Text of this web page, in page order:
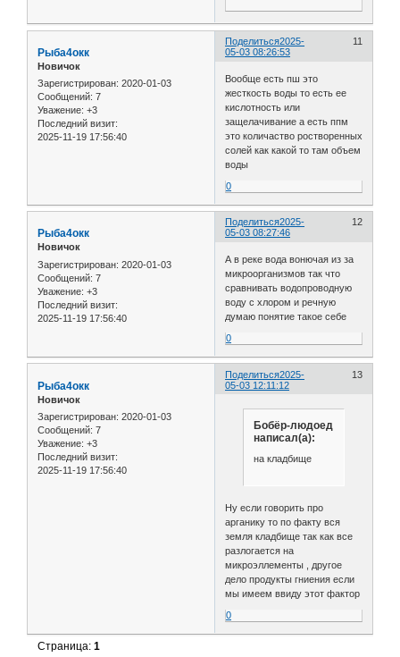
Поделиться 11
2025-
05-03 08:26:53
Рыба4окк
Новичок
Зарегистрирован: 2020-01-03
Сообщений: 7
Уважение: +3
Последний визит:
2025-11-19 17:56:40
Вообще есть пш это
жесткость воды то есть ее
кислотность или
защелачивание а есть ппм
это количаство ростворенных
солей как какой то там объем
воды
0
Поделиться 12
2025-
05-03 08:27:46
Рыба4окк
Новичок
Зарегистрирован: 2020-01-03
Сообщений: 7
Уважение: +3
Последний визит:
2025-11-19 17:56:40
А в реке вода вонючая из за
микроорганизмов так что
сравнивать водопроводную
воду с хлором и речную
думаю понятие такое себе
0
Поделиться 13
2025-
05-03 12:11:12
Рыба4окк
Новичок
Зарегистрирован: 2020-01-03
Сообщений: 7
Уважение: +3
Последний визит:
2025-11-19 17:56:40
Бобёр-людоед
написал(а):
на кладбище
Ну если говорить про
арганику то по факту вся
земля кладбище так как все
разлогается на
микроэллементы , другое
дело продукты гниения если
мы имеем ввиду этот фактор
0
Страница:1